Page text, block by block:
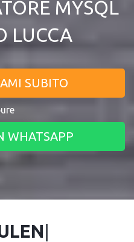
MYSQL
LUCCA
SUBITO
WHATSAPP
|